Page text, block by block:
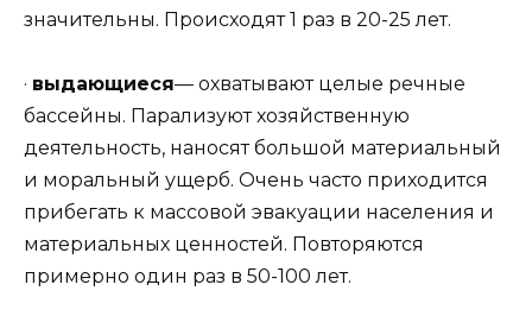
значительны. Происходят 1 раз в 20-25 лет.
· выдающиеся— охватывают целые речные
бассейны. Парализуют хозяйственную
деятельность, наносят большой материальный
и моральный ущерб. Очень часто приходится
прибегать к массовой эвакуации населения и
материальных ценностей. Повторяются
примерно один раз в 50-100 лет.